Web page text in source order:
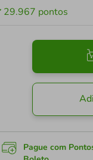
29.967 pontos
Pague com